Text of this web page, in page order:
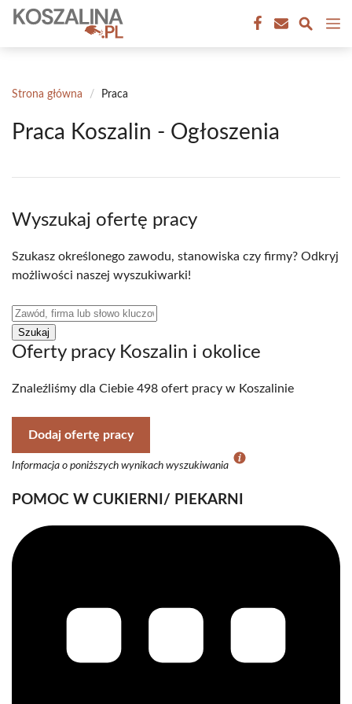
Przejdź
treści
Strona główna / Praca
Praca Koszalin - Ogłoszenia
Wyszukaj ofertę pracy
Szukasz określonego zawodu, stanowiska czy firmy? Odkryj
możliwości naszej wyszukiwarki!
Oferty pracy Koszalin i okolice
Znaleźliśmy dla Ciebie 498 ofert pracy w Koszalinie
Dodaj ofertę pracy
Informacja o poniższych wynikach wyszukiwania
POMOC W CUKIERNI/ PIEKARNI